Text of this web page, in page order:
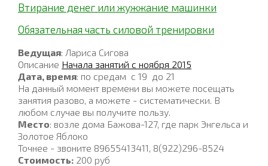
Втирание денег или жужжание машинки
Обязательная часть силовой тренировки
Ведущая: Лариса Сигова
Описание Начала занятий с ноября 2015
Дата, время: по средам с 19 до 21
На данный момент времени вы можете посещать
занятия разово, а можете - систематически. В
любом случае вы получите пользу.
Место: возле дома Бажова-127, где парк Энгельса и
Золотое Яблоко
Точнее - звоните 89655413411, 8(922)296-8524
Стоимость: 200 руб